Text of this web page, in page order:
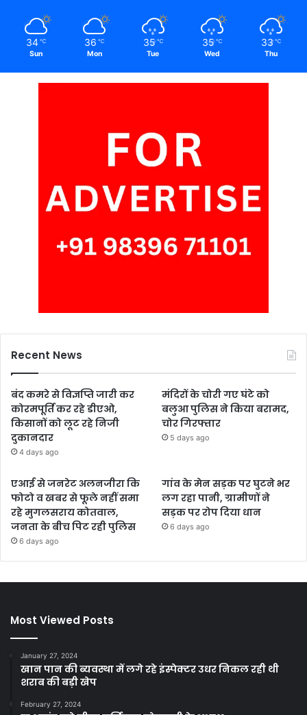
34 ℃
Sun
36 ℃
Mon
35 ℃
Tue
35 ℃
Wed
33 ℃
Thu
Recent News
बंद कमरे से विज्ञप्ति जारी कर
कोरमपूर्ति कर रहे डीएओ,
किसानों को लूट रहे निजी
दुकानदार
4 days ago
मंदिरों के चोरी गए घंटे को
बलुआ पुलिस ने किया बरामद,
चोर गिरफ्तार
5 days ago
एआई से जनरेट अलनजीरा कि
फोटो व खबर से फूले नहीं समा
रहे मुगलसराय कोतवाल,
जनता के बीच पिट रही पुलिस
6 days ago
गांव के मेन सड़क पर घुटने भर
लग रहा पानी, ग्रामीणों ने
सड़क पर रोप दिया धान
6 days ago
Most Viewed Posts
January 27, 2024
खान पान की ब्यवस्था में लगे रहे इंस्पेक्टर उधर निकल रही थी
शराब की बड़ी खेप
February 27, 2024